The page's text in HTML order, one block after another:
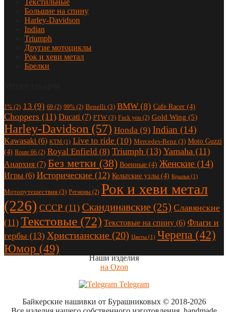
Большие на спину
Harley-Davidson
Indian
Triumph
Другие мотоциклы
Рок и хеви метал
Брелки
1% (2) 13 (9) 69 (2) 99% (2) Benelli (3) BMW (8) Cafe Racer (4)
Choppers (11) Ducati (7) FTW (3) Fuck you (2) Gold Wing (5)
Harley-Davidson (57) Honda (9) Indian (14)
Kawasaki (6) KTM (1) Live to ride (10) Mercedes-Benz (3) Moto Guzzi
(4) Route 66 (2) Royal Enfield (8) Triumph (13) Yamaha (11)
Анархия (7) Без метки (38) Военные (4) Женские (14)
Игры (6) Исторические (12) Кельтские узлы (4) Крылья (1)
Мотопутешествия (3) Регионы (2) Рок и хеви метал
(226) СССР (11) Скандинавские (25) Славянские
(11) Текстовые (72) Текстовые на спину (6) Флаги и
гербы (13) Христианские (20) Цветы (1) Черепа (42)
Юмор (49)
Наши изделия
на Ozon
Telegram
Байкерские нашивки от Бурашниковых© 2018-2026